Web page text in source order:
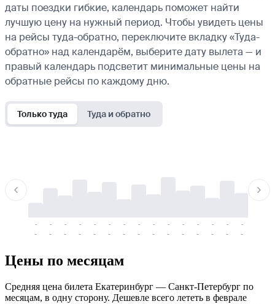
даты поездки гибкие, календарь поможет найти
лучшую цену на нужный период. Чтобы увидеть цены
на рейсы туда-обратно, переключите вкладку «Туда-
обратно» над календарём, выберите дату вылета — и
правый календарь подсветит минимальные цены на
обратные рейсы по каждому дню.
Только туда Туда и обратно
-
-
-
-
-
-
-
-
-
-
-
-
-
-
-
-
-
-
-
-
-
-
-
-
-
-
-
-
-
-
Цены по месяцам
Средняя цена билета Екатеринбург — Санкт-Петербург по
месяцам, в одну сторону. Дешевле всего лететь в феврале